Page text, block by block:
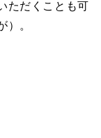
ただくことも可
）。